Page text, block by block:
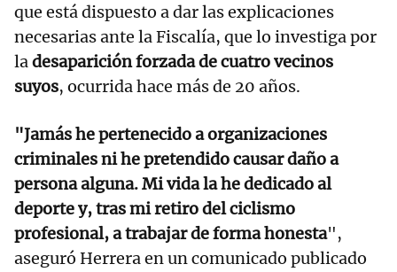
que está dispuesto a dar las explicaciones
necesarias ante la Fiscalía, que lo investiga por
ladesaparición forzada de cuatro vecinos
suyos, ocurrida hace más de 20 años.
"Jamás he pertenecido a organizaciones
criminales ni he pretendido causar daño a
persona alguna. Mi vida la he dedicado al
deporte y, tras mi retiro del ciclismo
profesional, a trabajar de forma honesta",
aseguró Herrera en un comunicado publicado